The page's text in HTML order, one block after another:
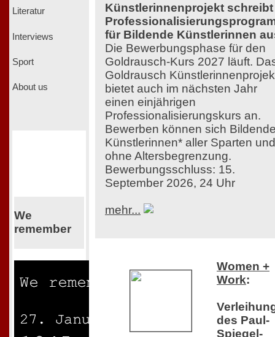
Literatur
Interviews
Sport
About us
We
remember
Künstlerinnenprojekt schreibt
für Bildende Künstlerinnen
Die Bewerbungsphase für den
Goldrausch-Kurs 2027 läuft.
Goldrausch
bietet auch im nächsten Jahr
einen einjährigen
Professionalisierungskurs an.
Bewerben können sich
Künstlerinnen* aller Sparten und
ohne Altersbegrenzung.
Bewerbungsschluss: 15.
September 2026, 24 Uhr
mehr...
Women +
Work:
des Paul-
Spiegel-